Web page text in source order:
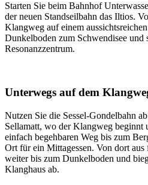
Starten Sie beim Bahnhof
der neuen Standseilbahn das Iltios.
Klangweg auf einem
Dunkelboden zum Schwendisee und
Resonanzzentrum.
Unterwegs auf dem
Nutzen Sie die Sessel-Gondelbahn
Sellamatt, wo der Klangweg beginnt
einfach begehbaren Weg bis zum
Ort für ein Mittagessen. Von dort
weiter bis zum Dunkelboden und
Klanghaus ab.